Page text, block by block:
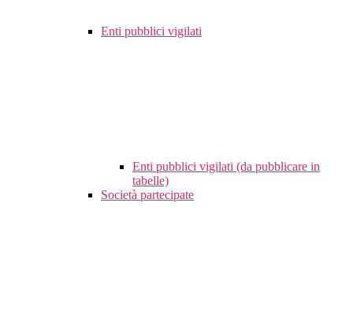
Enti pubblici vigilati
Enti pubblici vigilati (da pubblicare in
tabelle)
Società partecipate